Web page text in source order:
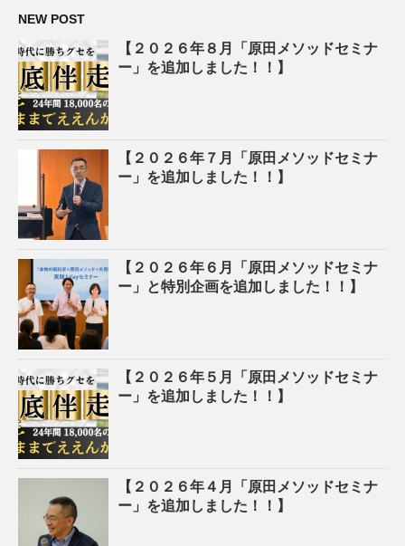
NEW POST
【２０２６年８月「原田メソッドセミナ
ー」を追加しました！！】
【２０２６年７月「原田メソッドセミナ
ー」を追加しました！！】
【２０２６年６月「原田メソッドセミナ
ー」と特別企画を追加しました！！】
【２０２６年５月「原田メソッドセミナ
ー」を追加しました！！】
【２０２６年４月「原田メソッドセミナ
ー」を追加しました！！】